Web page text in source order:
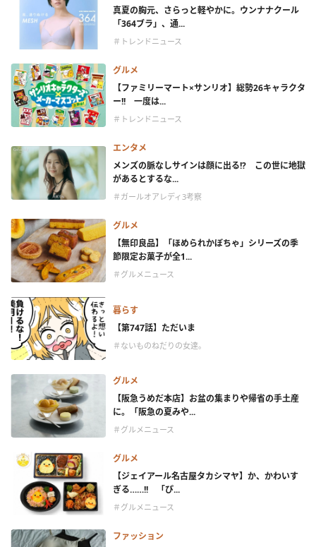
真夏の胸元、さらっと軽やかに。ウンナナクール
「364ブラ」、通...
＃トレンドニュース
グルメ
【ファミリーマート×サンリオ】総勢26キャラクタ
ー!! 一度は...
＃トレンドニュース
エンタメ
メンズの脈なしサインは顔に出る!? この世に地獄
があるとするな...
＃ガールオアレディ3考察
グルメ
【無印良品】「ほめられかぼちゃ」シリーズの季
節限定お菓子が全1...
＃グルメニュース
暮らす
【第747話】ただいま
＃ないものねだりの女達。
グルメ
【阪急うめだ本店】お盆の集まりや帰省の手土産
に。「阪急の夏みや...
＃グルメニュース
グルメ
【ジェイアール名古屋タカシマヤ】か、かわいす
ぎる……!! 「ぴ...
＃グルメニュース
ファッション